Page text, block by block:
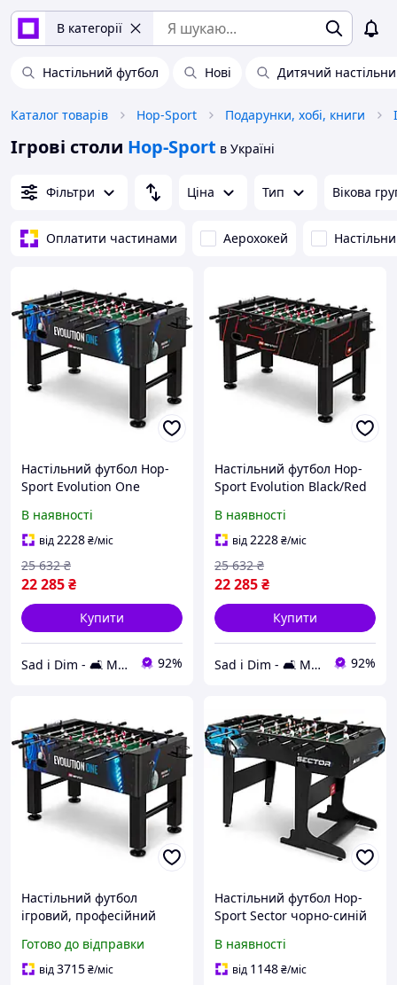
В категорії
Настільний футбол Нові Дитячий
Каталог товарів Hop-Sport Подарунки, хобі, книги
Ігрові столи Hop-Sport в Україні
Фільтри Ціна Тип Вікова
Оплатити частинами Аерохокей
Настільний футбол Hop-
Sport Evolution One
В наявності
від2228₴/міс
22 285₴
25 632 ₴
Купити
Sad i Dim - 🛋️ Меблі для дому та саду🏡 92%
Настільний футбол Hop-
Sport Evolution Black/Red
В наявності
від2228₴/міс
22 285₴
25 632 ₴
Купити
Sad i Dim - 🛋️ Меблі для дому та саду🏡 92%
Настільний футбол
ігровий, професійний
бару і залів розваг для
квартири та офісу, для
Готово до відправки
від3715₴/міс
Настільний футбол Hop-
Sport Sector чорно-синій
В наявності
від 1148₴/міс